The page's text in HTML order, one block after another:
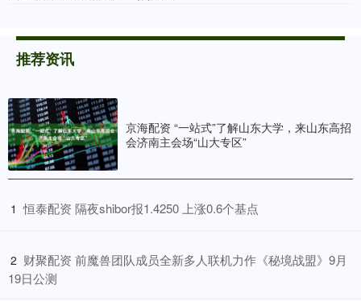
推荐资讯
京海配资 “一站式”了解山东大学，来山东高招
会济南主会场“山大专区”
1 ​恒泰配资 隔夜shibor报1.4250 上涨0.6个基点
2 ​财聚配资 前魔兽团队成员全新多人联机力作《秘境战盟》9月
19日公测